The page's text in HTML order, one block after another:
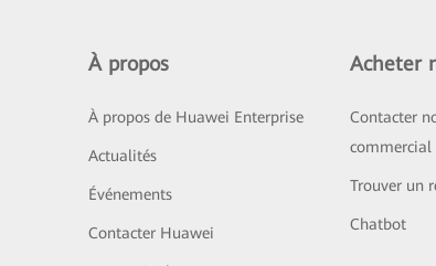
À propos
À propos de Huawei Enterprise
Actualités
Événements
Contacter Huawei
Acheter
Contacter
commercial
Trouver un
Chatbot